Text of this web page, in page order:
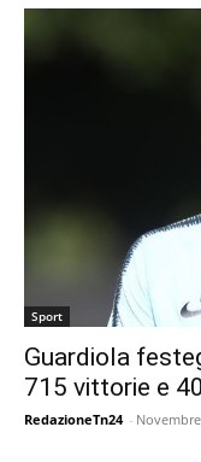
Sport
Guardiola
715 vittorie e
RedazioneTn24 -